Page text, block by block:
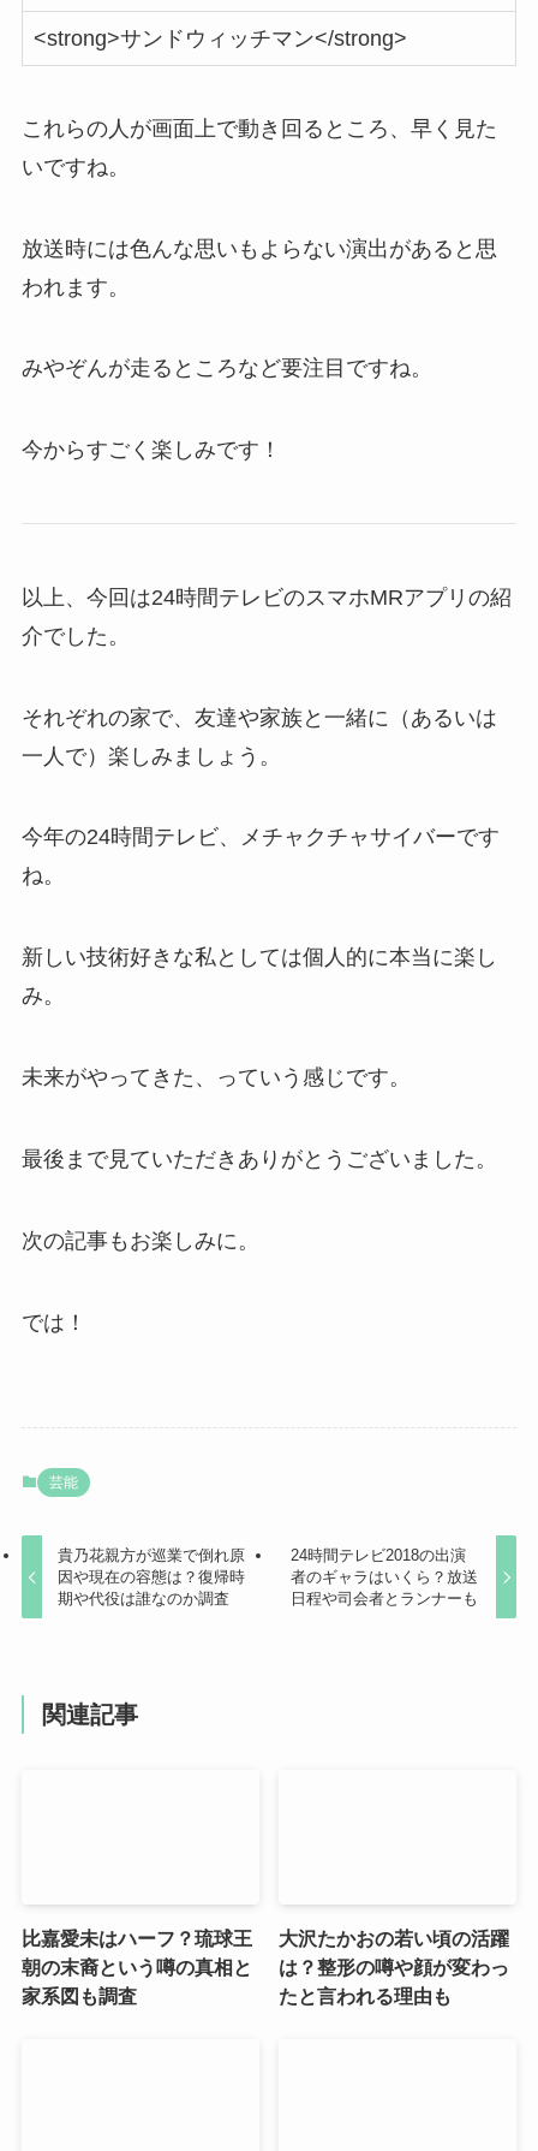
<strong>サンドウィッチマン</strong>
これらの人が画面上で動き回るところ、早く見た
いですね。
放送時には色んな思いもよらない演出があると思
われます。
みやぞんが走るところなど要注目ですね。
今からすごく楽しみです！
以上、今回は24時間テレビのスマホMRアプリの紹
介でした。
それぞれの家で、友達や家族と一緒に（あるいは
一人で）楽しみましょう。
今年の24時間テレビ、メチャクチャサイバーです
ね。
新しい技術好きな私としては個人的に本当に楽し
み。
未来がやってきた、っていう感じです。
最後まで見ていただきありがとうございました。
次の記事もお楽しみに。
では！
芸能
貴乃花親方が巡業で倒れ原
因や現在の容態は？復帰時
期や代役は誰なのか調査
24時間テレビ2018の出演
者のギャラはいくら？放送
日程や司会者とランナーも
関連記事
比嘉愛未はハーフ？琉球王
朝の末裔という噂の真相と
家系図も調査
大沢たかおの若い頃の活躍
は？整形の噂や顔が変わっ
たと言われる理由も